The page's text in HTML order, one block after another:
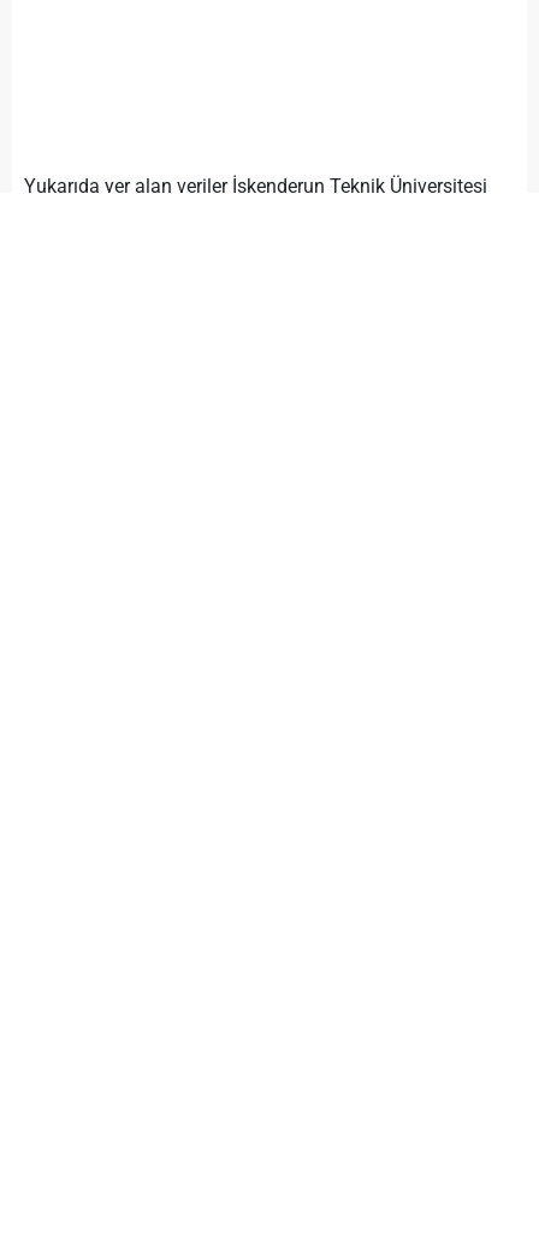
Yukarıda yer alan veriler İskenderun Teknik Üniversitesi